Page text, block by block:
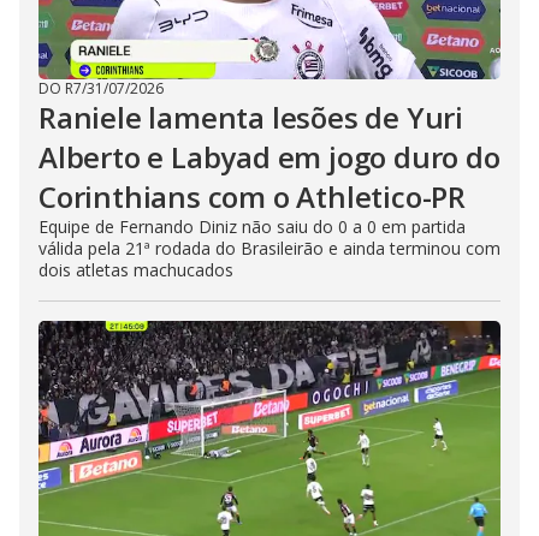
DO R7/31/07/2026
Raniele lamenta lesões de Yuri
Alberto e Labyad em jogo duro do
Corinthians com o Athletico-PR
Equipe de Fernando Diniz não saiu do 0 a 0 em partida
válida pela 21ª rodada do Brasileirão e ainda terminou com
dois atletas machucados